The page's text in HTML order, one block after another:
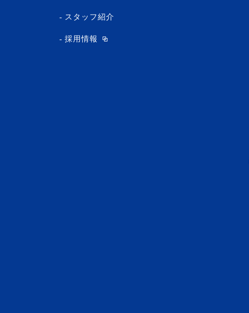
・2023年6月(1記事)
・2023年4月(4記事)
スタッフ紹介
採用情報